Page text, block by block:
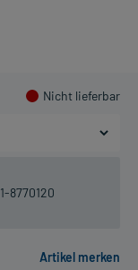
Nicht lieferbar
8770120